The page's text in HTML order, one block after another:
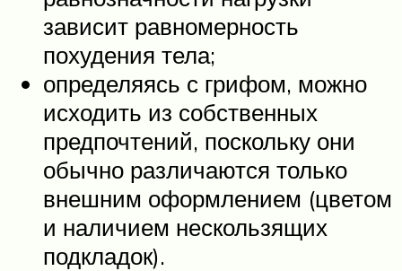
зависит равномерность
похудения тела;
определяясь с грифом, можно
исходить из собственных
предпочтений, поскольку они
обычно различаются только
внешним оформлением (цветом
и наличием нескользящих
подкладок).